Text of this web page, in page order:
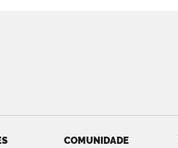
COMUNIDADE